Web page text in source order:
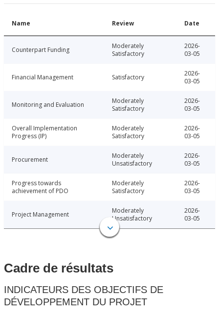
Name Review Date
Counterpart Funding
Moderately
Satisfactory
2026-
03-05
Financial Management Satisfactory
2026-
03-05
Monitoring and Evaluation
Moderately
Satisfactory
2026-
03-05
Overall Implementation
Progress (IP)
Moderately
Satisfactory
2026-
03-05
Procurement
Moderately
Unsatisfactory
2026-
03-05
Progress towards
achievement of PDO
Moderately
Satisfactory
2026-
03-05
Project Management
Moderately
Unsatisfactory
2026-
03-05
Cadre de résultats
INDICATEURS DES OBJECTIFS DE
DÉVELOPPEMENT DU PROJET